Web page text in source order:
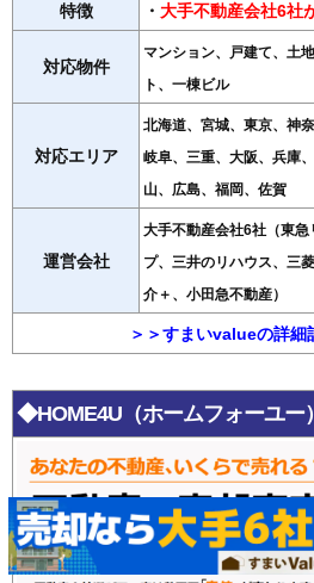
特徴 ・ 大手不動産会社6社
対応物件
マンション、戸建て、土
ト、一棟ビル
対応エリア
北海道、宮城、東京、神
岐阜、三重、大阪、兵庫
山、広島、福岡、佐賀
運営会社
大手不動産会社6社（東
プ、三井のリハウス、三
介＋、小田急不動産）
＞＞すまいvalueの詳細
◆HOME4U（ホームフォーユー）